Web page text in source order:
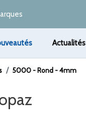
Actualités
5000 - Rond - 4mm